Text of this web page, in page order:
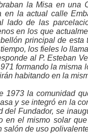
la Misa en una
en la actual calle
lado de las
en los que
principal de
los fieles lo
al P. Esteban
formando la misma
habitando en la
1973 la comunidad
y se integró en la
del Fundador, se
en el mismo solar
salón de uso